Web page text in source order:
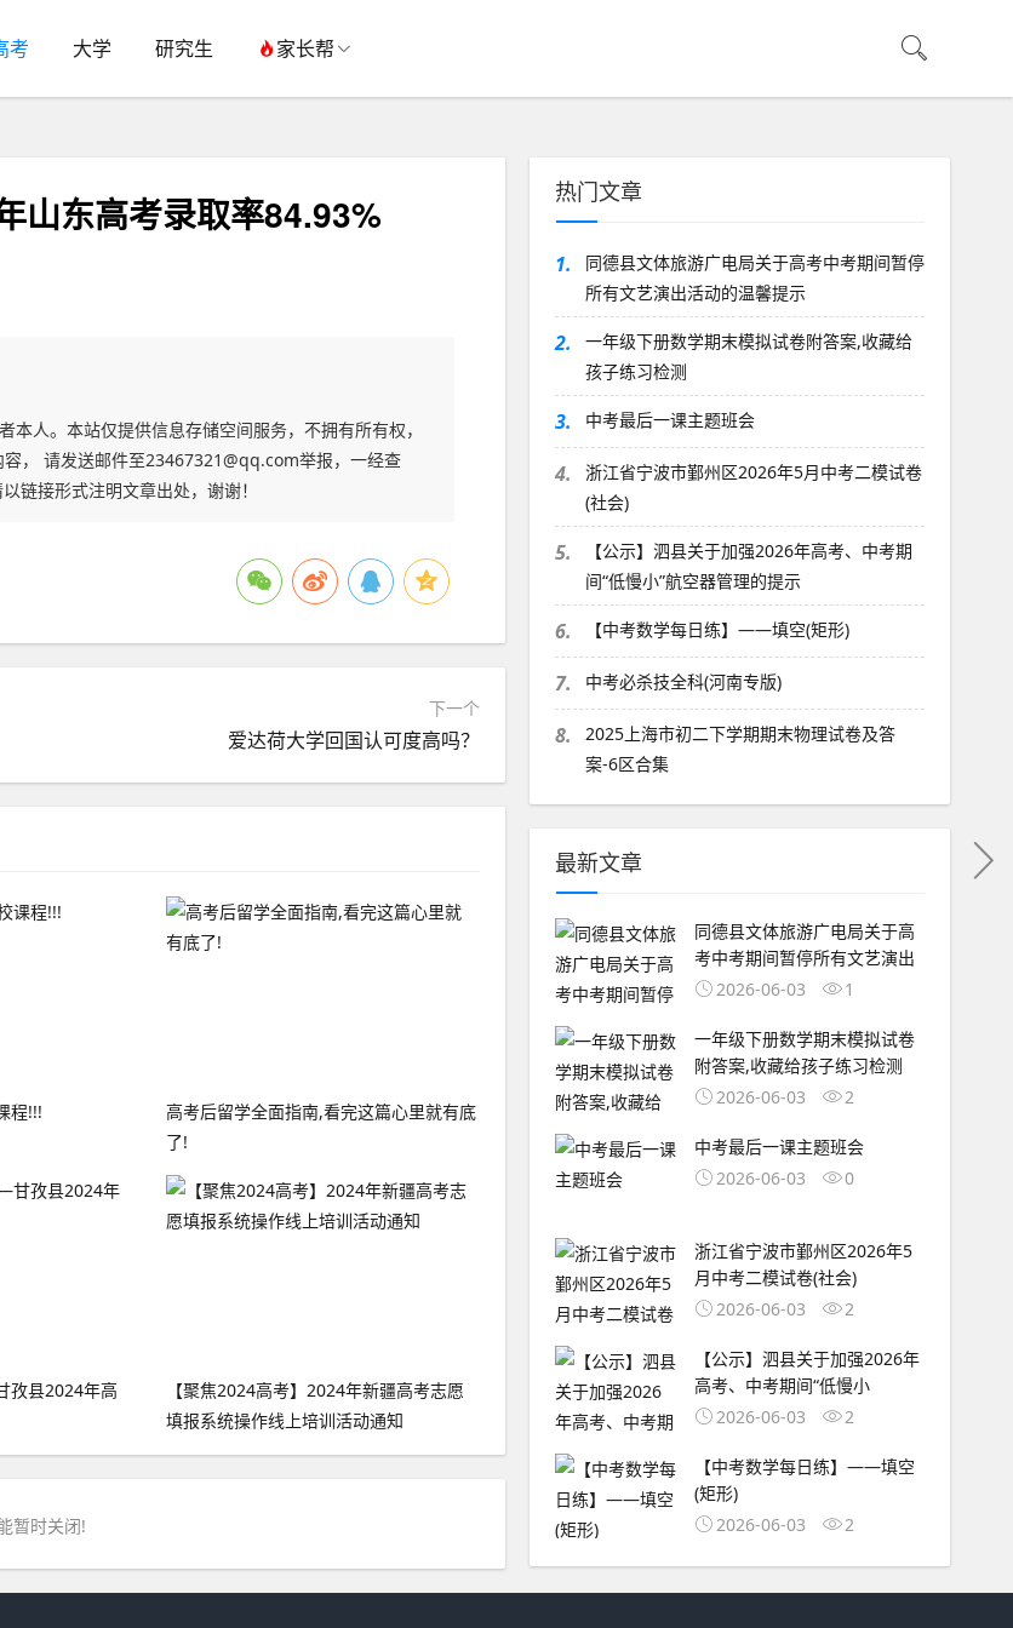
考 大学 研究生 家长帮
山东高考录取率84.93%
人。本站仅提供信息存储空间服务，不拥有所有权，
， 请发送邮件至23467321@qq.com举报，一经查
链接形式注明文章出处，谢谢！
下一个
爱达荷大学回国认可度高吗？
程!!!
高考后留学全面指南,看完这篇心里就有底
了!
孜县2024年高
【聚焦2024高考】2024年新疆高考志愿
填报系统操作线上培训活动通知
暂时关闭!
热门文章
1.
同德县文体旅游广电局关于高考中考期间暂停
所有文艺演出活动的温馨提示
2.
一年级下册数学期末模拟试卷附答案,收藏给
孩子练习检测
3. 中考最后一课主题班会
4.
浙江省宁波市鄞州区2026年5月中考二模试卷
(社会)
5.
【公示】泗县关于加强2026年高考、中考期
间“低慢小”航空器管理的提示
6. 【中考数学每日练】——填空(矩形)
7. 中考必杀技全科(河南专版)
8.
2025上海市初二下学期期末物理试卷及答
案-6区合集
最新文章
同德县文体旅游广电局关于高
考中考期间暂停所有文艺演出
2026-06-03
1
一年级下册数学期末模拟试卷
附答案,收藏给孩子练习检测
2026-06-03
2
中考最后一课主题班会
2026-06-03
0
浙江省宁波市鄞州区2026年5
月中考二模试卷(社会)
2026-06-03
2
【公示】泗县关于加强2026年
高考、中考期间“低慢小
2026-06-03
2
【中考数学每日练】——填空
(矩形)
2026-06-03
2